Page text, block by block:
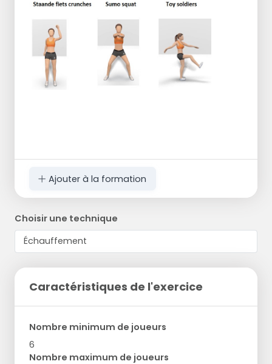
Ajouter à la formation
Choisir une technique
Caractéristiques de l'exercice
Nombre minimum de joueurs
6
Nombre maximum de joueurs